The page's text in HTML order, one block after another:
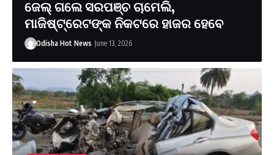
Odisha Hot News June 13, 2026